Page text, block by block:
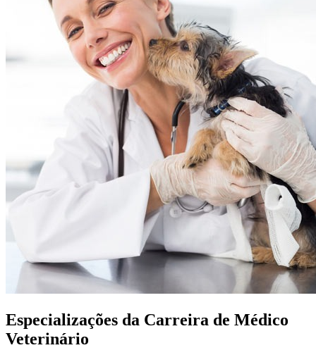
Especializações da Carreira de Médico
Veterinário